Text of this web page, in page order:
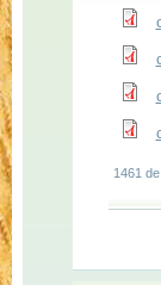
1461